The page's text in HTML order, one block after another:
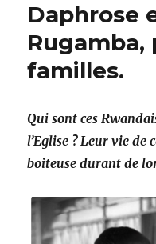
Daphrose
Rugamba,
familles.
Qui sont ces
l’Eglise ? Leur vie de
boiteuse durant de